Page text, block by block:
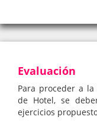
Evaluación
Para proceder a
de Hotel, se
ejercicios